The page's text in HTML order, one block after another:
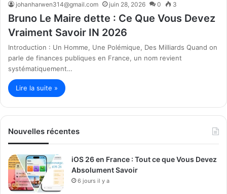
johanharwen314@gmail.com juin 28, 2026 0 3
Bruno Le Maire dette : Ce Que Vous Devez
Vraiment Savoir IN 2026
Introduction : Un Homme, Une Polémique, Des Milliards Quand on
parle de finances publiques en France, un nom revient
systématiquement…
Lire la suite »
Nouvelles récentes
iOS 26 en France : Tout ce que Vous Devez
Absolument Savoir
6 jours il y a